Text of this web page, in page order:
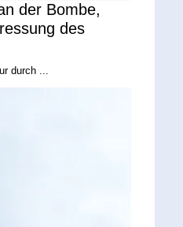
der Bombe,
des
durch ...